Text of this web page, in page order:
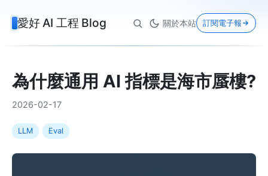
愛好 AI 工程 Blog 關於本站 訂閱電子報
為什麼通用 AI 指標是海市蜃樓?
2026-02-17
LLM Eval